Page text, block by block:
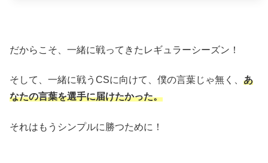
だからこそ、一緒に戦ってきたレギュラーシーズン！
そして、一緒に戦うCSに向けて、僕の言葉じゃ無く、 あ
なたの言葉を選手に届けたかった。
それはもうシンプルに勝つために！